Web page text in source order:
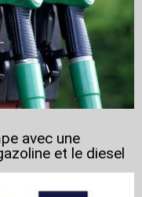
avec une
et le diesel